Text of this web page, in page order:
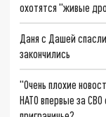
охотятся "живые
Даня с Дашей
закончились
"Очень плохие
НАТО впервые за